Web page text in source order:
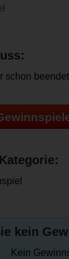
schon
kein
Kein